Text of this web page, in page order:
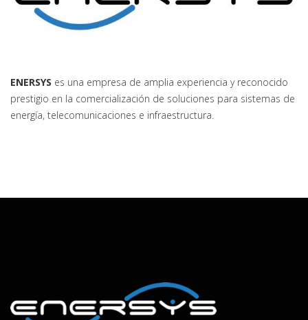
ENERSYS es una empresa de amplia experiencia y reconocido
prestigio en la comercialización de soluciones para sistemas de
energía, telecomunicaciones e infraestructura.